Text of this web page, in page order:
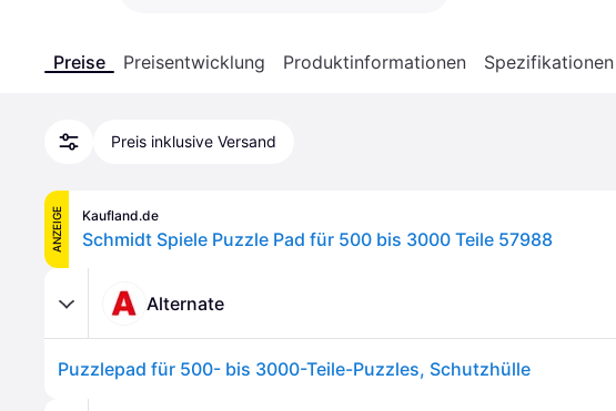
Preise Preisentwicklung Produktinformationen Spezifikationen
Preis inklusive Versand
ANZEIGE Kaufland.de
Schmidt Spiele Puzzle Pad für 500 bis 3000 Teile 57988
Alternate
Puzzlepad für 500- bis 3000-Teile-Puzzles, Schutzhülle